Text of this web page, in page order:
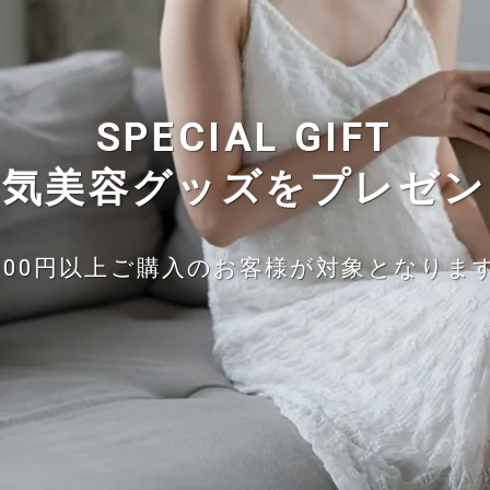
SPECIAL GIFT
美容グッズをプレゼ
円以上ご購入のお客様が対象となりま